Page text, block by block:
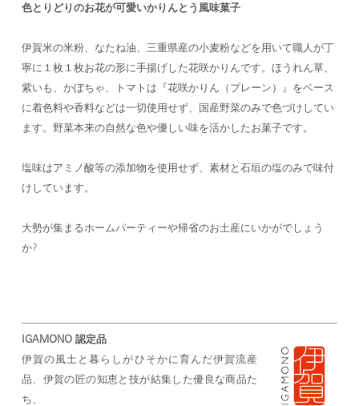
色とりどりのお花が可愛いかりんとう風味菓子
伊賀米の米粉、なたね油、三重県産の小麦粉などを用いて職人が丁
寧に１枚１枚お花の形に手揚げした花咲かりんです。ほうれん草、
紫いも、かぼちゃ、トマトは『花咲かりん（プレーン）』をベース
に着色料や香料などは一切使用せず、国産野菜のみで色づけしてい
ます。野菜本来の自然な色や優しい味を活かしたお菓子です。
塩味はアミノ酸等の添加物を使用せず、素材と石垣の塩のみで味付
けしています。
大勢が集まるホームパーティーや帰省のお土産にいかがでしょう
か?
IGAMONO 認定品
伊賀の風土と暮らしがひそかに育んだ伊賀流産
品、 伊賀の匠の知恵と技が結集した優良な商品た
ち、